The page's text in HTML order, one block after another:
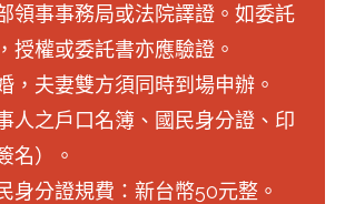
領事事務局或法院譯證。如委託
授權或委託書亦應驗證。
，夫妻雙方須同時到場申辦。
人之戶口名簿、國民身分證、印
名）。
身分證規費：新台幣50元整。